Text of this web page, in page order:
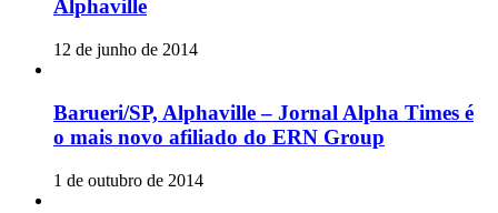
Alphaville
12 de junho de 2014
Barueri/SP, Alphaville – Jornal Alpha Times é
o mais novo afiliado do ERN Group
1 de outubro de 2014